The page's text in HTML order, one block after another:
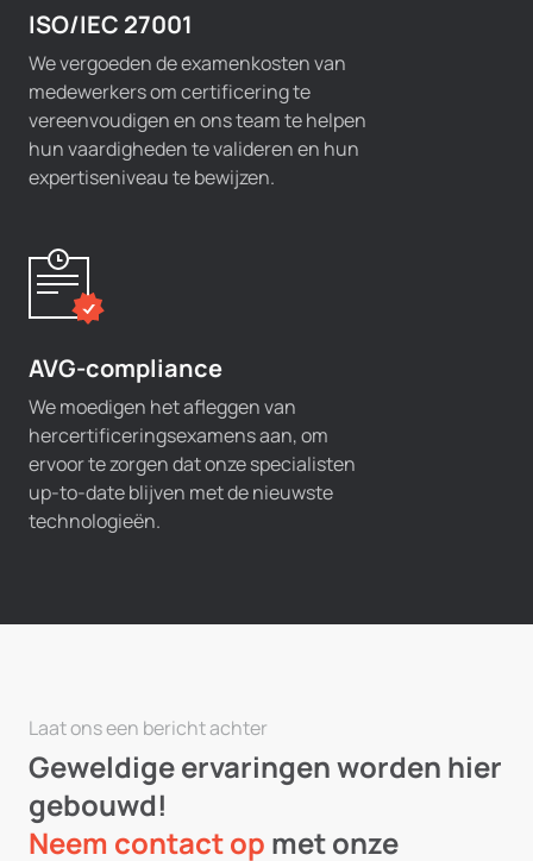
ISO/IEC 27001
We vergoeden de examenkosten van
medewerkers om certificering te
vereenvoudigen en ons team te helpen
hun vaardigheden te valideren en hun
expertiseniveau te bewijzen.
AVG-compliance
We moedigen het afleggen van
hercertificeringsexamens aan, om
ervoor te zorgen dat onze specialisten
up-to-date blijven met de nieuwste
technologieën.
Laat ons een bericht achter
Geweldige ervaringen worden hier
gebouwd!
Neem contact op met onze